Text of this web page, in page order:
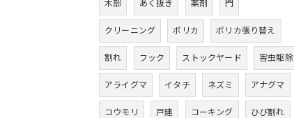
木部 あく抜き 薬剤 門
クリーニング ポリカ ポリカ張り替え
割れ フック ストックヤード 害虫駆除
アライグマ イタチ ネズミ アナグマ
コウモリ 戸建 コーキング ひび割れ